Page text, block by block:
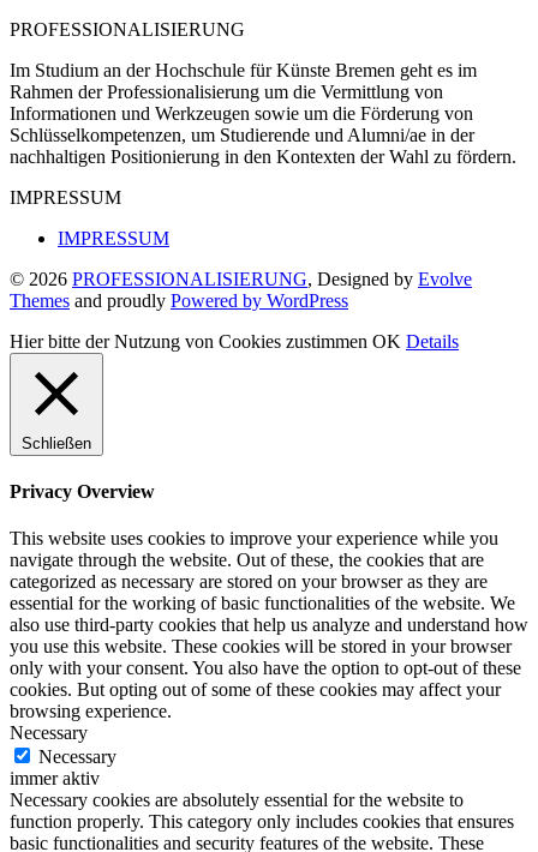
PROFESSIONALISIERUNG
Im Studium an der Hochschule für Künste Bremen geht es im
Rahmen der Professionalisierung um die Vermittlung von
Informationen und Werkzeugen sowie um die Förderung von
Schlüsselkompetenzen, um Studierende und Alumni/ae in der
nachhaltigen Positionierung in den Kontexten der Wahl zu fördern.
IMPRESSUM
IMPRESSUM
© 2026 PROFESSIONALISIERUNG, Designed by Evolve
Themes and proudly Powered by WordPress
Hier bitte der Nutzung von Cookies zustimmen OK Details
Schließen
Privacy Overview
This website uses cookies to improve your experience while you
navigate through the website. Out of these, the cookies that are
categorized as necessary are stored on your browser as they are
essential for the working of basic functionalities of the website. We
also use third-party cookies that help us analyze and understand how
you use this website. These cookies will be stored in your browser
only with your consent. You also have the option to opt-out of these
cookies. But opting out of some of these cookies may affect your
browsing experience.
Necessary
Necessary
immer aktiv
Necessary cookies are absolutely essential for the website to
function properly. This category only includes cookies that ensures
basic functionalities and security features of the website. These